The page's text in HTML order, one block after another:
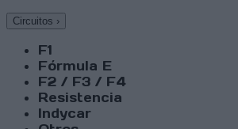
Circuitos ›
F1
Fórmula E
F2 / F3 / F4
Resistencia
Indycar